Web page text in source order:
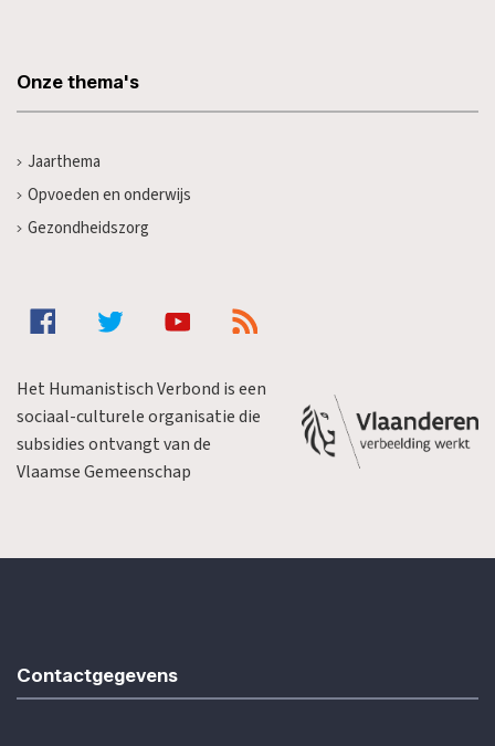
Onze thema's
Jaarthema
Opvoeden en onderwijs
Gezondheidszorg
Het Humanistisch Verbond is een
sociaal-culturele organisatie die
subsidies ontvangt van de
Vlaamse Gemeenschap
Contactgegevens